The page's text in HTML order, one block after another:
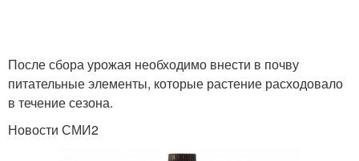
После сбора урожая необходимо внести в почву
питательные элементы, которые растение расходовало
в течение сезона.
Новости СМИ2